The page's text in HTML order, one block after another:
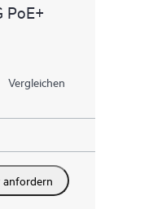
PoE+
Vergleichen